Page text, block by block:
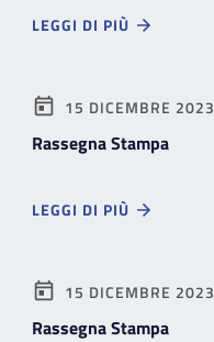
LEGGI DI PIÙ
15 DICEMBRE 2023
Rassegna Stampa
LEGGI DI PIÙ
15 DICEMBRE 2023
Rassegna Stampa